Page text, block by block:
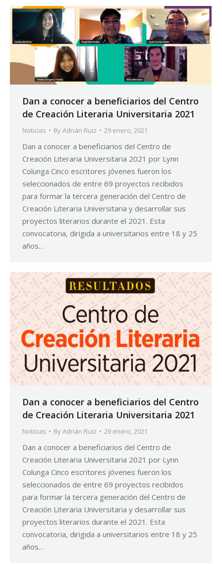
Dan a conocer a beneficiarios del Centro
de Creación Literaria Universitaria 2021
Noticias ByAdrián Ruiz 29 enero, 2021
Dan a conocer a beneficiarios del Centro de
Creación Literaria Universitaria 2021 por Lynn
Colunga Cinco escritores jóvenes fueron los
seleccionados de entre 69 proyectos recibidos
para formar la tercera generación del Centro de
Creación Literaria Universitaria y desarrollar sus
proyectos literarios durante el 2021. Esta
convocatoria, dirigida a universitarios entre 18 y 25
años…
Dan a conocer a beneficiarios del Centro
de Creación Literaria Universitaria 2021
Noticias ByAdrián Ruiz 29 enero, 2021
Dan a conocer a beneficiarios del Centro de
Creación Literaria Universitaria 2021 por Lynn
Colunga Cinco escritores jóvenes fueron los
seleccionados de entre 69 proyectos recibidos
para formar la tercera generación del Centro de
Creación Literaria Universitaria y desarrollar sus
proyectos literarios durante el 2021. Esta
convocatoria, dirigida a universitarios entre 18 y 25
años…